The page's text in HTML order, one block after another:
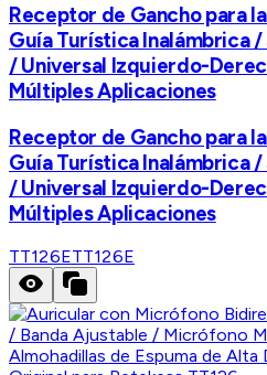
Receptor de Gancho para
Guía Turística Inalámbrica /
/ Universal Izquierdo-
Múltiples Aplicaciones
Receptor de Gancho para
Guía Turística Inalámbrica /
/ Universal Izquierdo-
Múltiples Aplicaciones
TT126ETT126E